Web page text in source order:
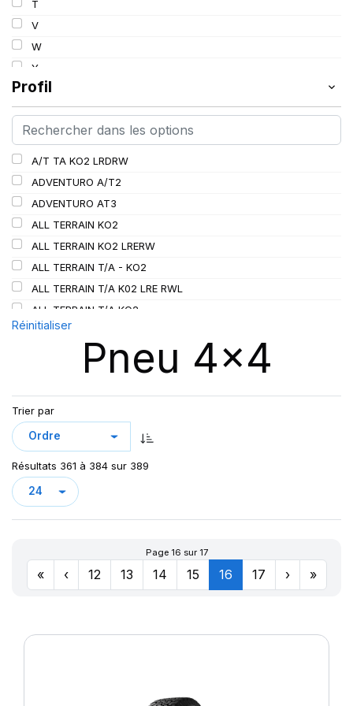
115
116/113
117/114
117/116
118/115
119/116
120
120/116
120/117
126/123
127/124
128
T
V
W
Y
Profil
A/T TA KO2 LRDRW
ADVENTURO A/T2
ADVENTURO AT3
ALL TERRAIN KO2
ALL TERRAIN KO2 LRERW
ALL TERRAIN T/A - KO2
ALL TERRAIN T/A K02 LRE RWL
ALL TERRAIN T/A KO2
ALL TERRAIN T/A KO3
AT/TA KO3 LRD
AT/TA KO3 LRF
AT70
AT100
AT T/A KO2
CHAMPIRO VP1
CINTURATO AS+
CINTURATO SF3
Réinitialiser
Pneu 4x4
Trier par
Résultats 361 à 384 sur 389
Page 16 sur 17
« ‹ 12 13 14 15 16 17 › »